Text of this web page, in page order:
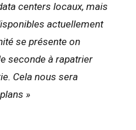
centers locaux, mais
actuellement
se présente on
seconde à rapatrier
Cela nous sera
»